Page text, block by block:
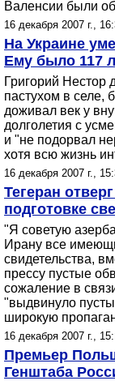
Валенсии были
16 декабря 2007 г.,
На Украине
Ему было 117
Григорий Нестор
пастухом в селе,
доживал век у
долголетия с
и "не подорвал
хотя всю жизнь
16 декабря 2007 г.,
Тегеран
подготовке
"Я советую
Ирану все
свидетельства,
прессу пустые
сожаление в
"выдвинуло
широкую
16 декабря 2007 г.,
Премьер
Генштаба